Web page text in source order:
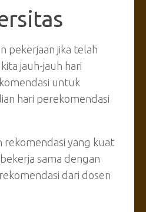
pekerjaan jika telah
jauh-jauh hari
untuk
hari perekomendasi
rekomendasi yang kuat
sama dengan
dari dosen